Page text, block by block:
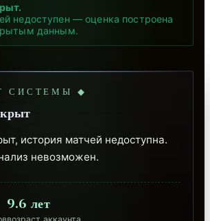
недоступен — оценка построена
данным.
СИСТЕМЫ ◆
история матчей недоступна.
невозможен.
9.6 лет